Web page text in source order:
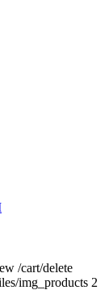
/cart/delete
img_products 2